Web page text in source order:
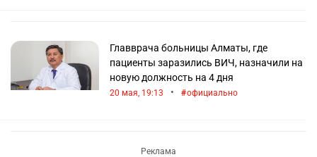
Главврача больницы Алматы, где
пациенты заразились ВИЧ, назначили на
новую должность на 4 дня
20 мая, 19:13 • официально